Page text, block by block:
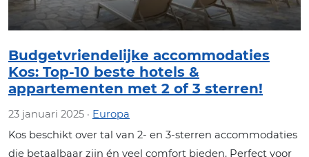
Budgetvriendelijke accommodaties
Kos: Top-10 beste hotels &
appartementen met 2 of 3 sterren!
23 januari 2025 · Europa
Kos beschikt over tal van 2- en 3-sterren accommodaties
die betaalbaar zijn én veel comfort bieden. Perfect voor